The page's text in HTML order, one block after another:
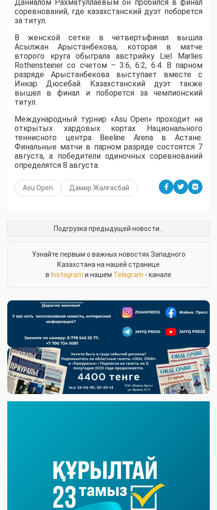
Даниалом Рахматуллаевым он пробился в финал
соревнований, где казахстанский дуэт поборется
за титул.
В женской сетке в четвертьфинал вышла
Асылжан Арыстанбекова, которая в матче
второго круга обыграла австрийку Liel Marlies
Rothensteiner со счетом – 3:6, 6:2, 6:4. В парном
разряде Арыстанбекова выступает вместе с
Инкар Дюсебай. Казахстанский дуэт также
вышел в финал и поборется за чемпионский
титул.
Международный турнир «Asu Open» проходит на
открытых хардовых кортах Национального
теннисного центра Beeline Arena в Астане.
Финальные матчи в парном разряде состоятся 7
августа, а победители одиночных соревнований
определятся 8 августа.
Asu Open Дамир Жалғасбай
Новости /Здоровье
7.08.2026, 17:45 Просмотры:
5,2 МИЛЛИОНА ВЫЗОВОВ ЗА
СЕМЬ МЕСЯЦЕВ ПРИНЯЛИ
БРИГАДЫ СКОРОЙ ПОМОЩИ
КАЗАХСТАНА
Более 5,2 миллиона вызовов обслужила служба
скорой медицинской помощи Казахстана за
первые семь месяцев 2026 года,сообщает
Минздрав.
Это около 25 тысяч обращений каждый день.